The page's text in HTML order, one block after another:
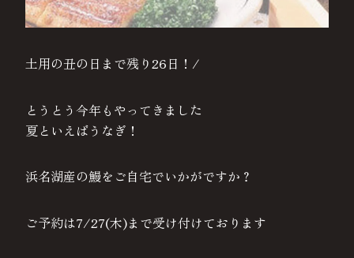
土用の丑の日まで残り26日！/
とうとう今年もやってきました
夏といえばうなぎ！
浜名湖産の鰻をご自宅でいかがですか？
ご予約は7/27(木)まで受け付けております